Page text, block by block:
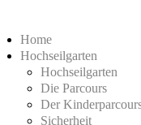
Home
Hochseilgarten
Hochseilgarten
Die Parcours
Der
Sicherheit